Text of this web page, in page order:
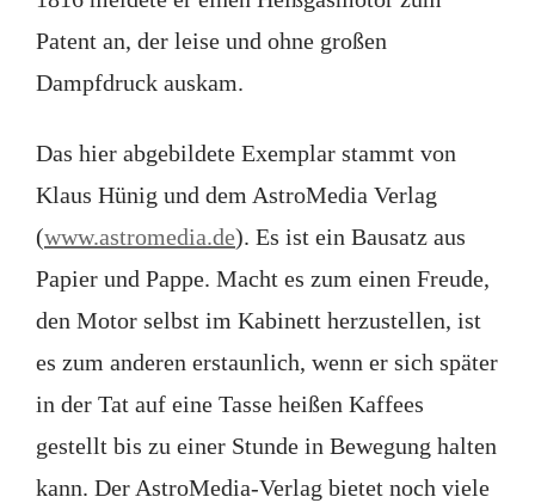
Patent an, der leise und ohne großen
Dampfdruck auskam.
Das hier abgebildete Exemplar stammt von
Klaus Hünig und dem AstroMedia Verlag
(www.astromedia.de). Es ist ein Bausatz aus
Papier und Pappe. Macht es zum einen Freude,
den Motor selbst im Kabinett herzustellen, ist
es zum anderen erstaunlich, wenn er sich später
in der Tat auf eine Tasse heißen Kaffees
gestellt bis zu einer Stunde in Bewegung halten
kann. Der AstroMedia-Verlag bietet noch viele